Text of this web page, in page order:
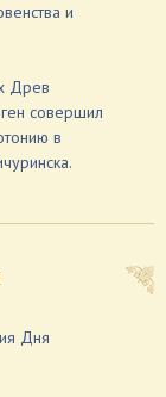
и
Древ
совершил
в
Дня